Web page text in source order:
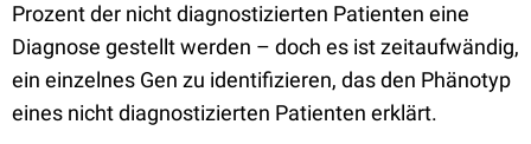
Prozent der nicht diagnostizierten Patienten eine
Diagnose gestellt werden – doch es ist zeitaufwändig,
ein einzelnes Gen zu identifizieren, das den Phänotyp
eines nicht diagnostizierten Patienten erklärt.